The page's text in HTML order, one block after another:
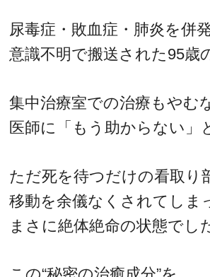
尿毒症・敗血症・肺炎を併
意識不明で搬送された95歳
集中治療室での治療もやむ
医師に「もう助からない」
ただ死を待つだけの看取り
移動を余儀なくされてしま
まさに絶体絶命の状態でし